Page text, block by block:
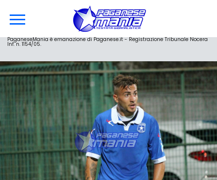
PaganeseMania è emanazione di Paganese.it - Registrazione Tribunale Nocera
Inf. n. 1154/05.